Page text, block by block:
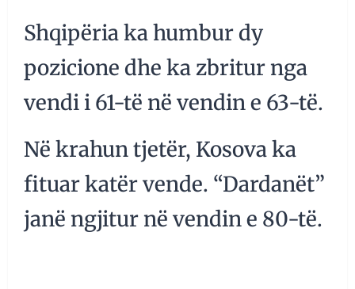
Shqipëria ka humbur dy
pozicione dhe ka zbritur nga
vendi i 61-të në vendin e 63-të.
Në krahun tjetër, Kosova ka
fituar katër vende. “Dardanët”
janë ngjitur në vendin e 80-të.